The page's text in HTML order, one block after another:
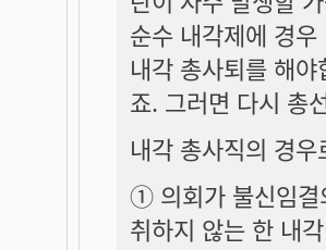
순수 내각제에 경
내각 총사퇴를 해
죠. 그러면 다시 총
내각 총사직의 경
① 의회가 불신임결
취하지 않는 한 내